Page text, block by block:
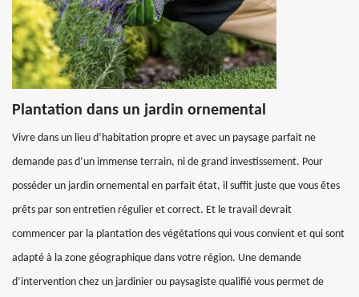
Plantation dans un jardin ornemental
Vivre dans un lieu d’habitation propre et avec un paysage parfait ne
demande pas d’un immense terrain, ni de grand investissement. Pour
posséder un jardin ornemental en parfait état, il suffit juste que vous êtes
prêts par son entretien régulier et correct. Et le travail devrait
commencer par la plantation des végétations qui vous convient et qui sont
adapté à la zone géographique dans votre région. Une demande
d’intervention chez un jardinier ou paysagiste qualifié vous permet de